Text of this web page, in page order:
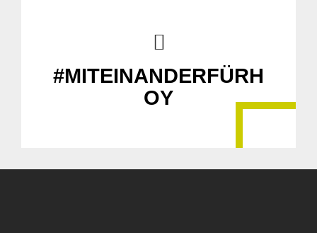
#MITEINANDERFÜRH
OY